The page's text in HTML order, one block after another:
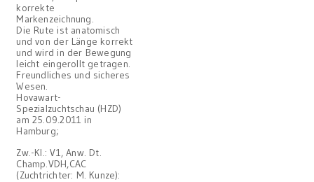
korrekte
Markenzeichnung.
Die Rute ist anatomisch
und von der Länge korrekt
und wird in der Bewegung
leicht eingerollt getragen.
Freundliches und sicheres
Wesen.
Hovawart-
Spezialzuchtschau (HZD)
am 25.09.2011 in
Hamburg;
Zw.-Kl.: V1, Anw. Dt.
Champ.VDH,CAC
(Zuchtrichter: M. Kunze):